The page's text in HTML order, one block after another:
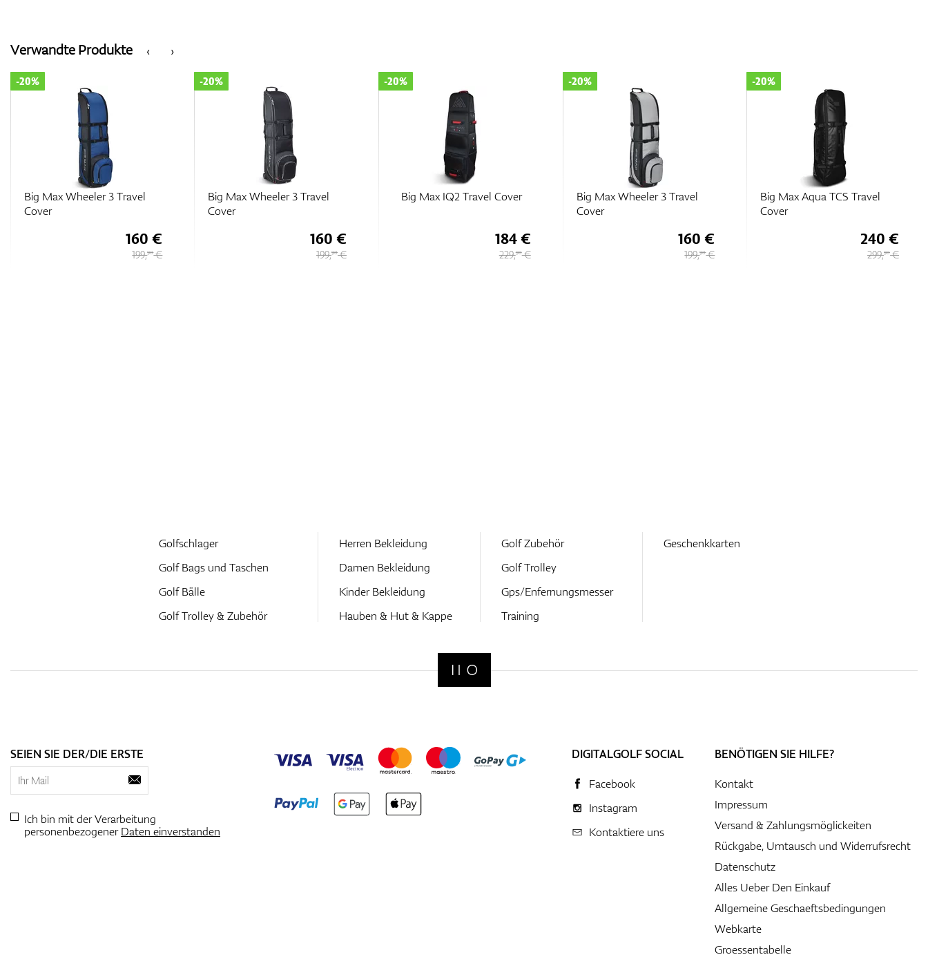
‹
Verwandte Produkte ›
Big Max Wheeler 3 Travel
Big Max IQ2 Travel Cover
Big Max Wheeler 3 Travel
Big Max Aqua TCS Travel
Big Max Wheeler 3
Golfschlager
Golf Bags und Taschen
Golf Bälle
Golf Trolley & Zubehör
Herren Bekleidung
Damen Bekleidung
Kinder Bekleidung
Hauben & Hut & Kappe
Golf Zubehör
Golf Trolley
Gps/Enfernungsmesser
Training
Geschenkkarten
SEIEN SIE DER/DIE ERSTE
Ich bin mit der Verarbeitung
personenbezogenerDaten einverstanden
DIGITALGOLF SOCIAL
Facebook
Instagram
Kontaktiere uns
BENÖTIGEN SIE HILFE?
Kontakt
Impressum
Versand & Zahlungsmöglickeiten
Rückgabe, Umtausch und Widerrufsrecht
Datenschutz
Alles Ueber Den Einkauf
Allgemeine Geschaeftsbedingungen
Webkarte
Groessentabelle